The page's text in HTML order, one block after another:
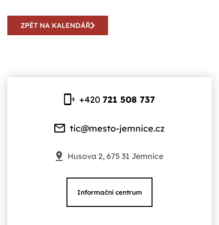
ZPĚT NA KALENDÁŘ
+420721 508 737
tic@mesto-jemnice.cz
Husova 2, 675 31 Jemnice
Informační centrum